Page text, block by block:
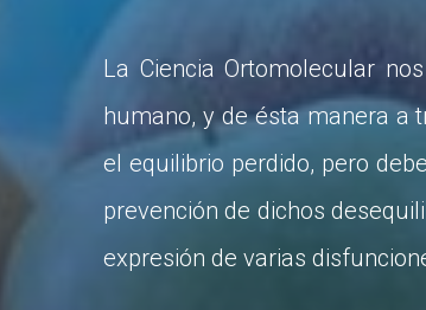
La Ciencia Ortomolecular
humano, y de ésta manera a
el equilibrio perdido, pero
prevención de dichos
expresión de varias